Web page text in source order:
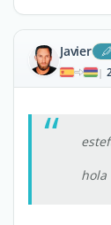
Javier
|